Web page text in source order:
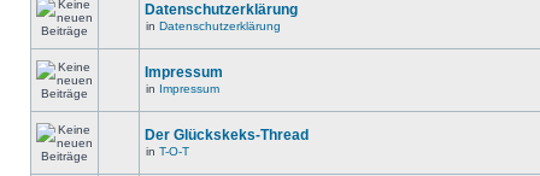
Datenschutzerklärung
in Datenschutzerklärung
Impressum
in Impressum
Der Glückskeks-Thread
in T-O-T